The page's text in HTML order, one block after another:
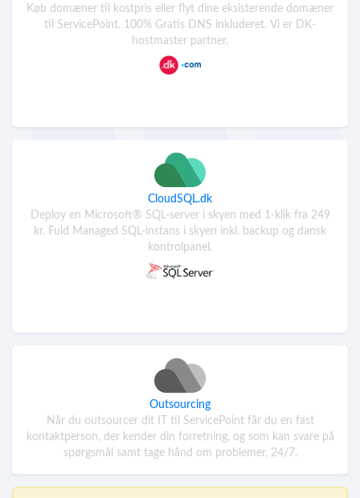
Køb domæner til kostpris eller flyt dine eksisterende domæner
til ServicePoint. 100% Gratis DNS inkluderet. Vi er DK-
hostmaster partner.
CloudSQL.dk
Deploy en Microsoft® SQL-server i skyen med 1-klik fra 249
kr. Fuld Managed SQL-instans i skyen inkl. backup og dansk
kontrolpanel.
Outsourcing
Når du outsourcer dit IT til ServicePoint får du en fast
kontaktperson, der kender din forretning, og som kan svare på
spørgsmål samt tage hånd om problemer, 24/7.